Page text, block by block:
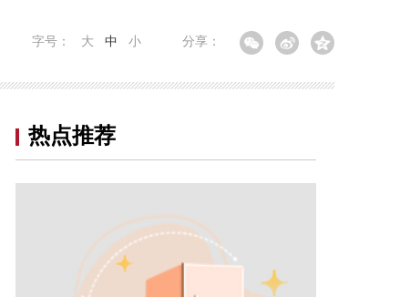
分享：
字号： 大 中 小
热点推荐